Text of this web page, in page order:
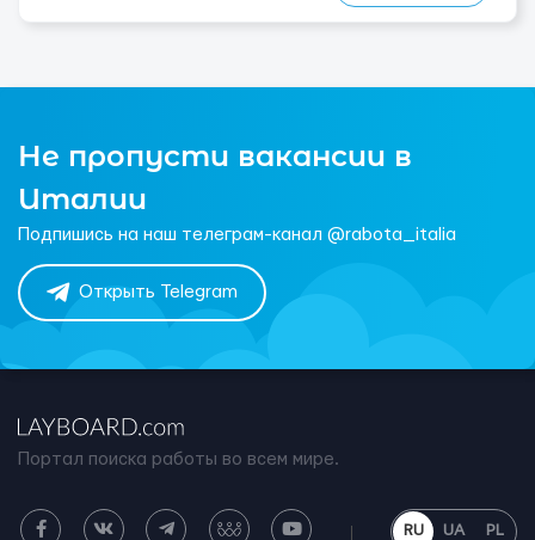
Не пропусти вакансии в
Италии
Подпишись на наш телеграм-канал @rabota_italia
Открыть Telegram
Портал поиска работы во всем мире.
RU UA PL